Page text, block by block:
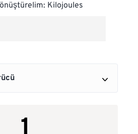
Kilojoules